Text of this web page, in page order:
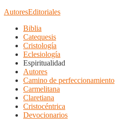
AutoresEditoriales
Biblia
Catequesis
Cristología
Eclesiología
Espiritualidad
Autores
Camino de perfeccionamiento
Carmelitana
Claretiana
Cristocéntrica
Devocionarios